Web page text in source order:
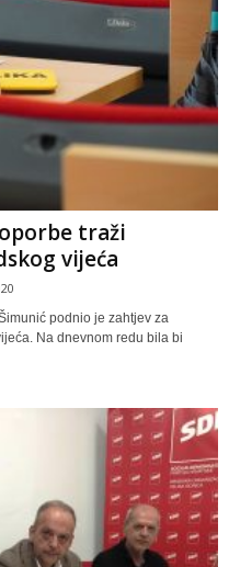
traži
vijeća
podnio je zahtjev za
Na dnevnom redu bila bi